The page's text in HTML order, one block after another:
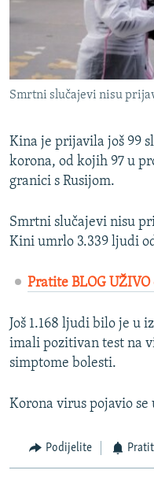
DNEVNO@RSE
SPECIJALI RSE
VIŠE OD NASLOVA
GENOCID U SREBRENICI
POPLAVE I KLIZIŠTA U BIH
TV LIBERTY
POST SCRIPTUM
MOJA EVROPA
TRI DECENIJE OD RATA U BIH
SVE KARTE DEJTONA
PRATITE NAS
Sve RFE/RL stranice
Smrtni slučajevi nisu
Kina je prijavila još 99
korona, od kojih 97 u
granici s Rusijom.
Smrtni slučajevi nisu
Kini umrlo 3.339 ljudi
Pratite BLOG
Još 1.168 ljudi bilo je u
imali pozitivan test na
simptome bolesti.
Korona virus pojavio
Podijelite